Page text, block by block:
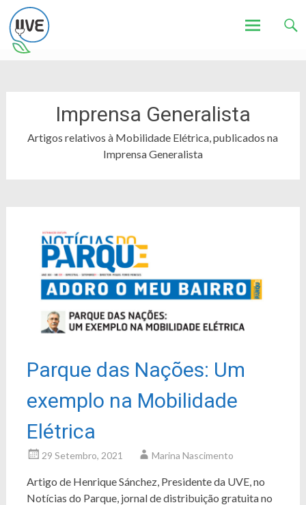
Imprensa Generalista
Artigos relativos à Mobilidade Elétrica, publicados na
Imprensa Generalista
Parque das Nações: Um
exemplo na Mobilidade
Elétrica
29 Setembro, 2021 Marina Nascimento
Artigo de Henrique Sánchez, Presidente da UVE, no
Notícias do Parque, jornal de distribuição gratuita no